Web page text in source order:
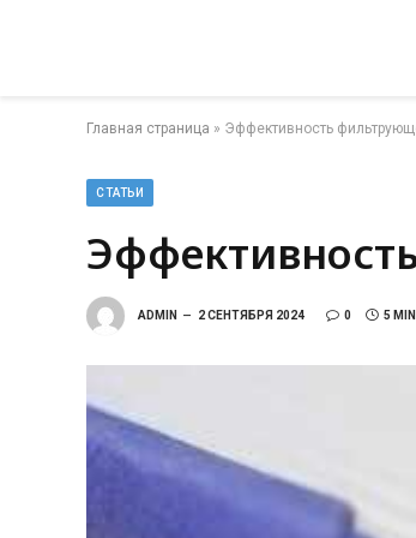
Главная страница » Эффективность
СТАТЬИ
ADMIN 2 СЕНТЯБРЯ 2024 0 5